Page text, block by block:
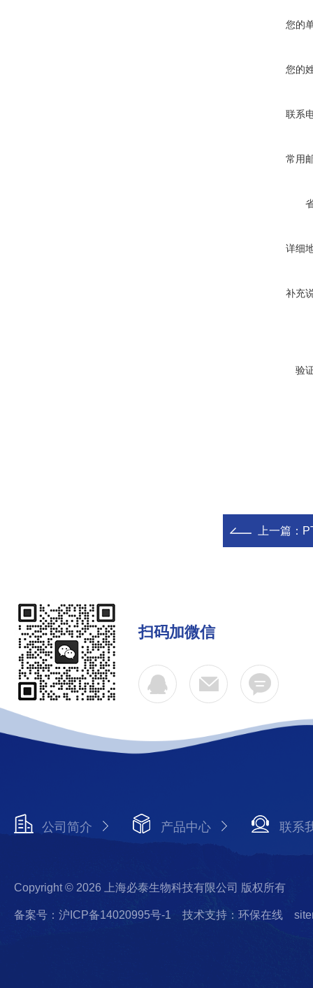
您的
您的
联系
常用
详细
补充
验
上一篇：
扫码加微信
公司简介 产品中心 联系
Copyright © 2026 上海必泰生物科技有限公司 版权所有
备案号：沪ICP备14020995号-1 技术支持：环保在线